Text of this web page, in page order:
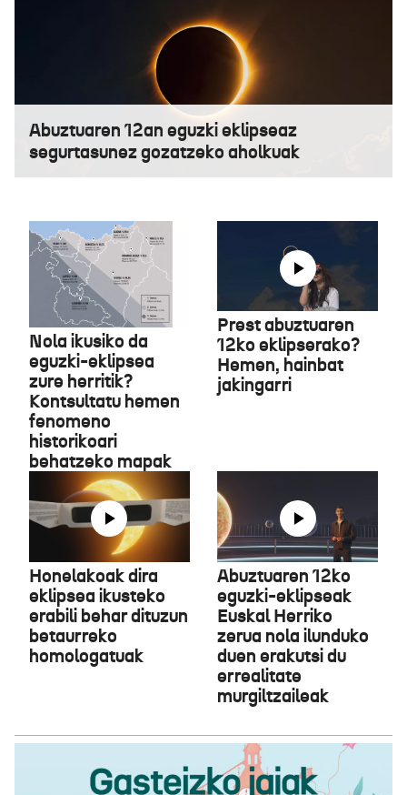
Abuztuaren 12an eguzki eklipseaz
segurtasunez gozatzeko aholkuak
Nola ikusiko da
eguzki-eklipsea
zure herritik?
Kontsultatu hemen
fenomeno
historikoari
behatzeko mapak
Prest abuztuaren
12ko eklipserako?
Hemen, hainbat
jakingarri
Honelakoak dira
eklipsea ikusteko
erabili behar dituzun
betaurreko
homologatuak
Abuztuaren 12ko
eguzki-eklipseak
Euskal Herriko
zerua nola ilunduko
duen erakutsi du
errealitate
murgiltzaileak